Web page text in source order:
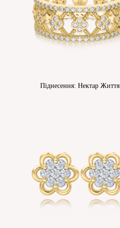
Піднесення: Нектар Життя